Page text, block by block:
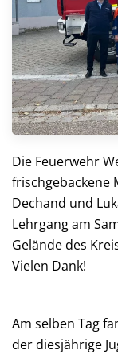
Die Feuerwehr
frischgebackene
Dechand und
Lehrgang am
Gelände des
Vielen Dank!
Am selben Tag
der diesjährige